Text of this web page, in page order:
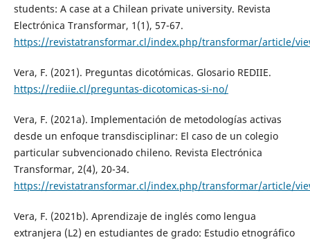
students: A case at a Chilean private university. Revista
Electrónica Transformar, 1(1), 57-67.
https://revistatransformar.cl/index.php/transformar/article/
Vera, F. (2021). Preguntas dicotómicas. Glosario REDIIE.
https://rediie.cl/preguntas-dicotomicas-si-no/
Vera, F. (2021a). Implementación de metodologías activas
desde un enfoque transdisciplinar: El caso de un colegio
particular subvencionado chileno. Revista Electrónica
Transformar, 2(4), 20-34.
https://revistatransformar.cl/index.php/transformar/article/
Vera, F. (2021b). Aprendizaje de inglés como lengua
extranjera (L2) en estudiantes de grado: Estudio etnográfico